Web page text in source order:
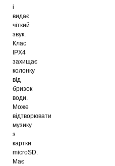
і
видає
чіткий
звук.
Клас
IPX4
захищає
колонку
від
бризок
води.
Може
відтворювати
музику
з
картки
microSD.
Має